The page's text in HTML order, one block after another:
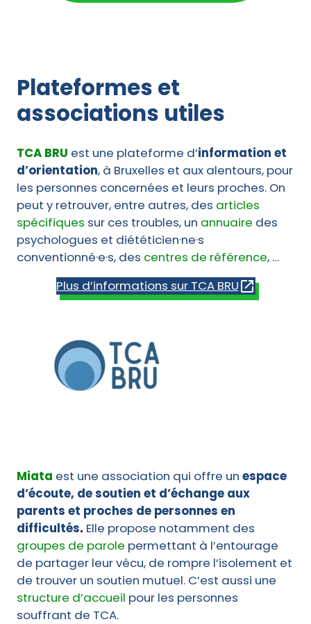
Plateformes et
associations utiles
TCA BRU est une plateforme d’information et
d’orientation, à Bruxelles et aux alentours, pour
les personnes concernées et leurs proches. On
peut y retrouver, entre autres, des articles
spécifiques sur ces troubles, un annuaire des
psychologues et diététicien·ne·s
conventionné·e·s, des centres de référence, …
Plus d’informations sur TCA BRU
Miata est une association qui offre un espace
d’écoute, de soutien et d’échange aux
parents et proches de personnes en
difficultés. Elle propose notamment des
groupes de parole permettant à l’entourage
de partager leur vécu, de rompre l’isolement et
de trouver un soutien mutuel. C’est aussi une
structure d’accueil pour les personnes
souffrant de TCA.